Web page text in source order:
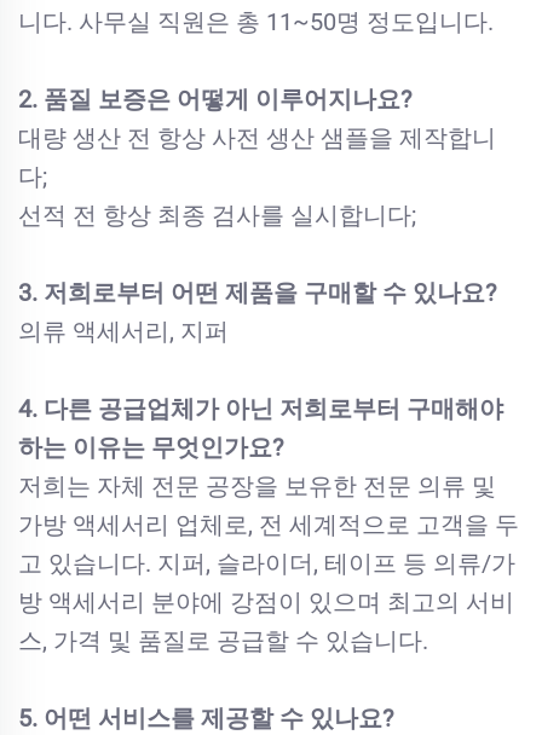
니다. 사무실 직원은 총 11~50명 정도입니다.
2. 품질 보증은 어떻게 이루어지나요?
대량 생산 전 항상 사전 생산 샘플을 제작합니
다;
선적 전 항상 최종 검사를 실시합니다;
3. 저희로부터 어떤 제품을 구매할 수 있나요?
의류 액세서리, 지퍼
4. 다른 공급업체가 아닌 저희로부터 구매해야
하는 이유는 무엇인가요?
저희는 자체 전문 공장을 보유한 전문 의류 및
가방 액세서리 업체로, 전 세계적으로 고객을 두
고 있습니다. 지퍼, 슬라이더, 테이프 등 의류/가
방 액세서리 분야에 강점이 있으며 최고의 서비
스, 가격 및 품질로 공급할 수 있습니다.
5. 어떤 서비스를 제공할 수 있나요?